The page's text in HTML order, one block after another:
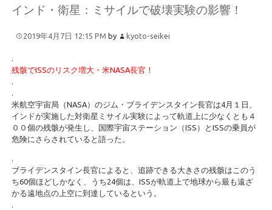
インド・衛星：ミサイルで破壊実験の影響！
2019年4月7日 12:15 PM by kyoto-seikei
.
残骸でISSのリスク増大・米NASA長官！
.
.
米航空宇宙局（NASA）のジム・ブライデンスタイン長官は4月１日、
インドが実施した対衛星ミサイル実験によって軌道上に少なくとも４
００個の残骸が発生し、国際宇宙ステーション（ISS）とISSの乗員が
危険にさらされていると語った。
.
ブライデンスタイン長官によると、追跡できる大きさの残骸はこのう
ち60個ほどしかなく、うち24個は、ISSが軌道上で地球から最も遠ざ
かる遠地点の上空に到達しているという。
.